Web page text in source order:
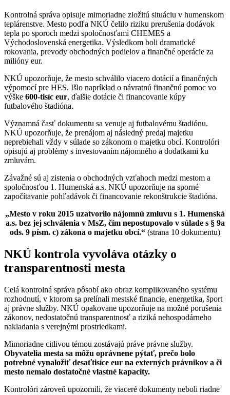
Kontrolná správa opisuje mimoriadne zložitú situáciu v humenskom
teplárenstve. Mesto podľa NKÚ čelilo riziku prerušenia dodávok
tepla po sporoch medzi spoločnosťami CHEMES a
Východoslovenská energetika. Výsledkom boli dramatické
rokovania, prevody obchodných podielov a finančné operácie za
milióny eur.
NKÚ upozorňuje, že mesto schválilo viacero dotácií a finančných
výpomocí pre HES. Išlo napríklad o návratnú finančnú pomoc vo
výške 600-tisíc eur, ďalšie dotácie či financovanie kúpy
futbalového štadióna.
Významná časť dokumentu sa venuje aj futbalovému štadiónu.
NKÚ upozorňuje, že prenájom aj následný predaj majetku
neprebiehali vždy v súlade so zákonom o majetku obcí. Kontrolóri
opisujú aj problémy s investovaním nájomného a dodatkami ku
zmluvám.
Závažné sú aj zistenia o obchodných vzťahoch medzi mestom a
spoločnosťou 1. Humenská a.s. NKÚ upozorňuje na sporné
započítavanie pohľadávok či financovanie rekonštrukcie štadióna.
„Mesto v roku 2015 uzatvorilo nájomnú zmluvu s 1. Humenská
a.s. bez jej schválenia v MsZ, čím nepostupovalo v súlade s § 9a
ods. 9 písm. c) zákona o majetku obcí.“ (strana 10 dokumentu)
NKÚ kontrola vyvoláva otázky o
transparentnosti mesta
Celá kontrolná správa pôsobí ako obraz komplikovaného systému
rozhodnutí, v ktorom sa prelínali mestské financie, energetika, šport
aj právne služby. NKÚ opakovane upozorňuje na možné porušenia
zákonov, nedostatočnú transparentnosť a riziká nehospodárneho
nakladania s verejnými prostriedkami.
Mimoriadne citlivou témou zostávajú práve právne služby.
Obyvatelia mesta sa môžu oprávnene pýtať, prečo bolo
potrebné vynaložiť desaťtisíce eur na externých právnikov a či
mesto nemalo dostatočné vlastné kapacity.
Kontrolóri zároveň upozornili, že viaceré dokumenty neboli riadne